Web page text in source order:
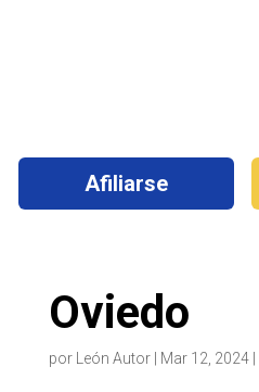
Afiliarse
Oviedo
por León Autor| Mar 12, 2024|